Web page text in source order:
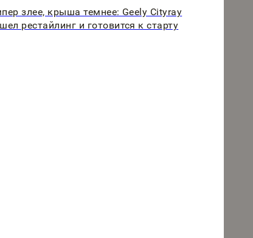
злее, крыша темнее: Geely Cityray
рестайлинг и готовится к старту